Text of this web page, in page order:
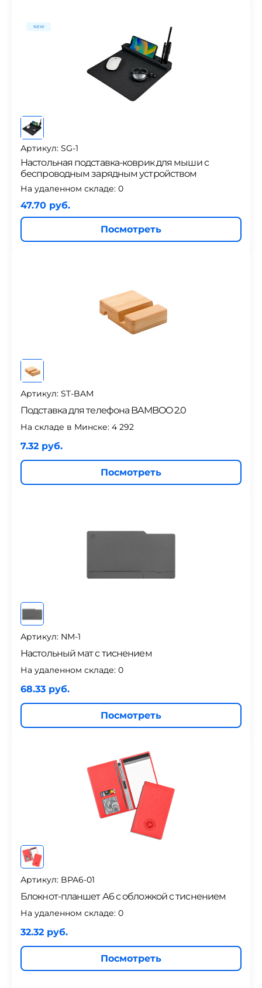
NEW
Артикул: SG-1
Настольная подставка-коврик для мыши с
беспроводным зарядным устройством
На удаленном складе: 0
47.70 руб.
Посмотреть
Артикул: ST-BAM
Подставка для телефона BAMBOO 2.0
На складе в Минске: 4 292
7.32 руб.
Посмотреть
Артикул: NM-1
Настольный мат с тиснением
На удаленном складе: 0
68.33 руб.
Посмотреть
Артикул: BPA6-01
Блокнот-планшет А6 с обложкой с тиснением
На удаленном складе: 0
32.32 руб.
Посмотреть